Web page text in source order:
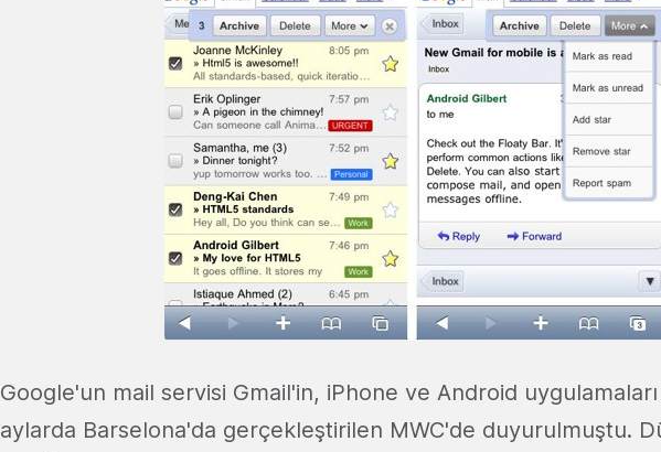
Google'un mail servisi Gmail'in, iPhone ve Android
aylarda Barselona'da gerçekleştirilen MWC'de duyurulmuştu.